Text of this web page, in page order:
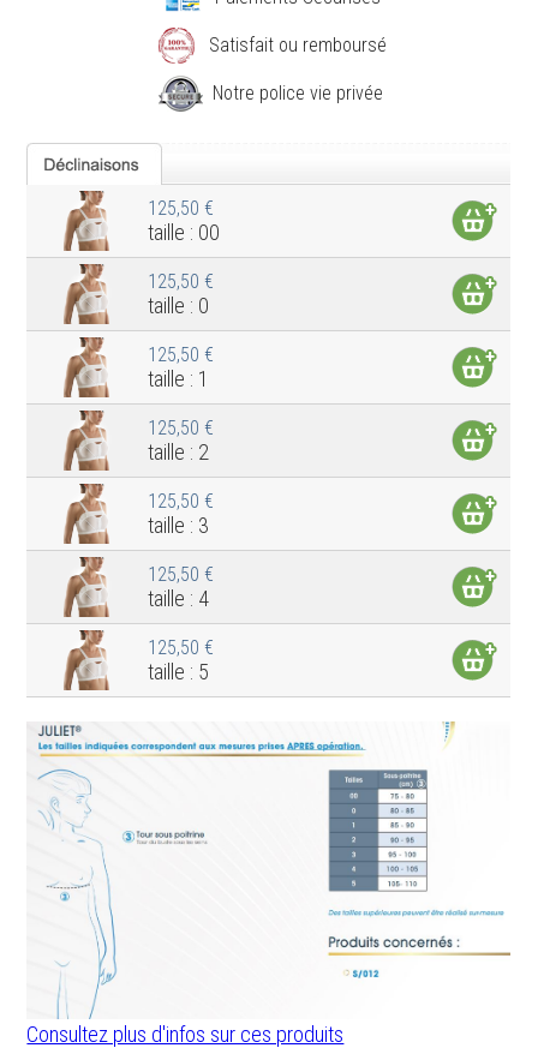
Satisfait ou remboursé
Notre police vie privée
125,50 €
taille : 00
125,50 €
taille : 0
125,50 €
taille : 1
125,50 €
taille : 2
125,50 €
taille : 3
125,50 €
taille : 4
125,50 €
taille : 5
Consultez plus d'infos sur ces produits